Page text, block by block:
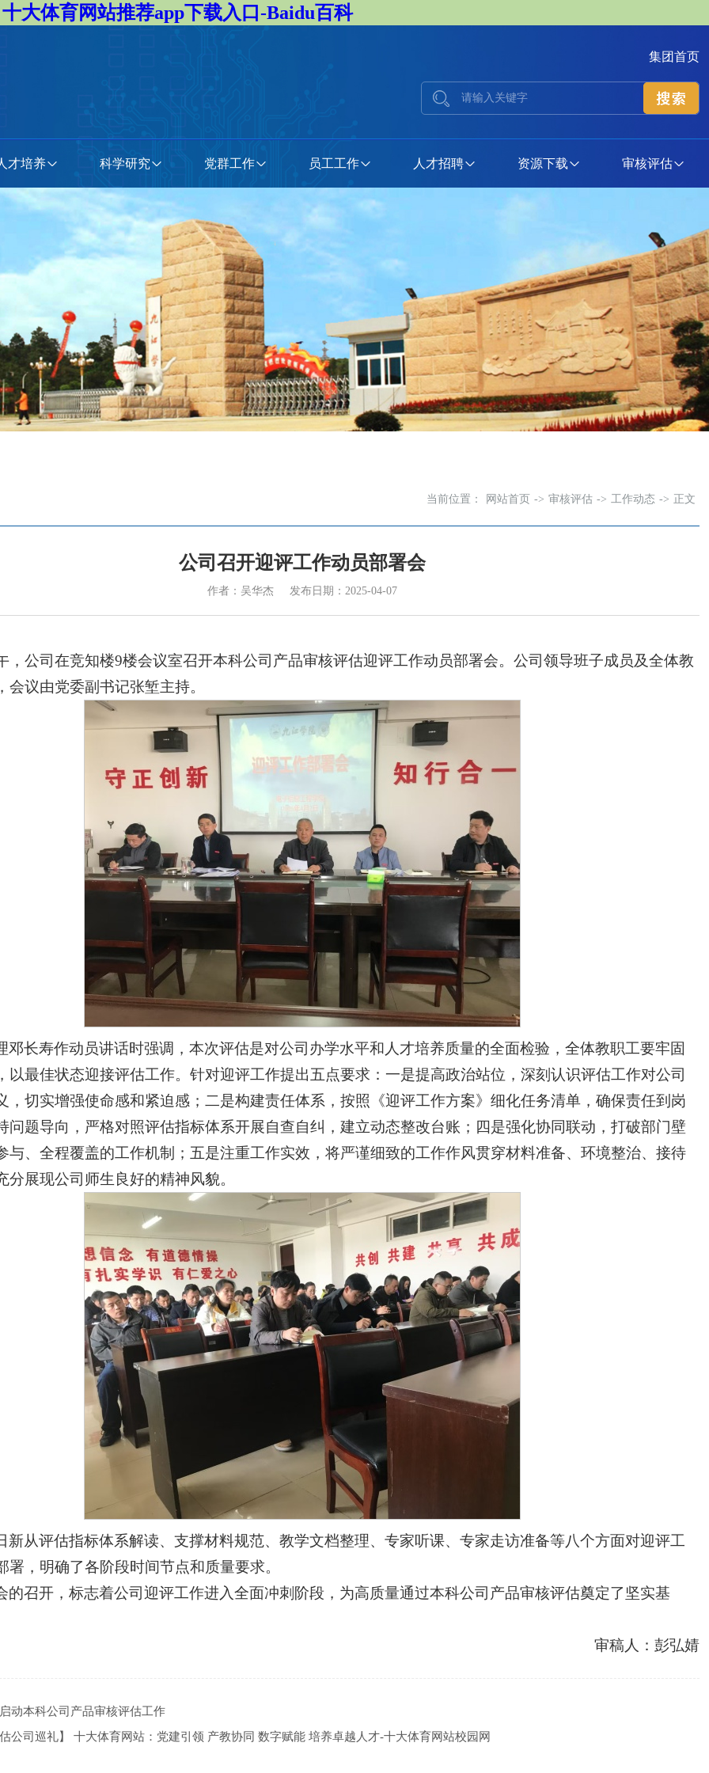
十大体育网站推荐app下载入口-Baidu百科
集团首页
才培养 科学研究 党群工作 员工工作 人才招聘 资源下载 审核评估
当前位置： 网站首页 -> 审核评估 -> 工作动态 -> 正文
公司召开迎评工作动员部署会
作者：吴华杰 发布日期：2025-04-07
，公司在竞知楼9楼会议室召开本科公司产品审核评估迎评工作动员部署会。公司领导班子成员及全体教
会议由党委副书记张堑主持。
邓长寿作动员讲话时强调，本次评估是对公司办学水平和人才培养质量的全面检验，全体教职工要牢固
以最佳状态迎接评估工作。针对迎评工作提出五点要求：一是提高政治站位，深刻认识评估工作对公司
，切实增强使命感和紧迫感；二是构建责任体系，按照《迎评工作方案》细化任务清单，确保责任到岗
问题导向，严格对照评估指标体系开展自查自纠，建立动态整改台账；四是强化协同联动，打破部门壁
与、全程覆盖的工作机制；五是注重工作实效，将严谨细致的工作作风贯穿材料准备、环境整治、接待
分展现公司师生良好的精神风貌。
新从评估指标体系解读、支撑材料规范、教学文档整理、专家听课、专家走访准备等八个方面对迎评工
署，明确了各阶段时间节点和质量要求。
的召开，标志着公司迎评工作进入全面冲刺阶段，为高质量通过本科公司产品审核评估奠定了坚实基
审稿人：彭弘婧
动本科公司产品审核评估工作
公司巡礼】 十大体育网站：党建引领 产教协同 数字赋能 培养卓越人才-十大体育网站校园网